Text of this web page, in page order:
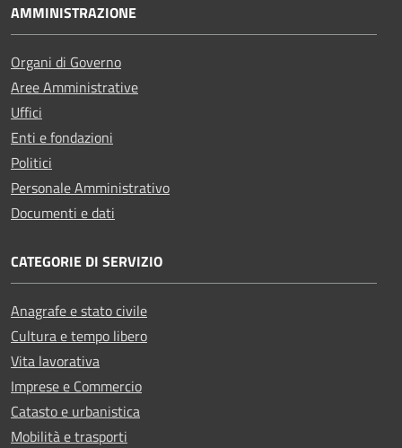
AMMINISTRAZIONE
Organi di Governo
Aree Amministrative
Uffici
Enti e fondazioni
Politici
Personale Amministrativo
Documenti e dati
CATEGORIE DI SERVIZIO
Anagrafe e stato civile
Cultura e tempo libero
Vita lavorativa
Imprese e Commercio
Catasto e urbanistica
Mobilità e trasporti